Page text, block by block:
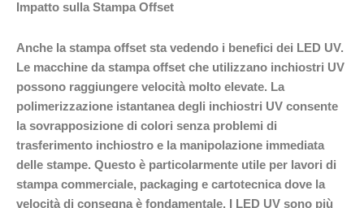
Impatto sulla Stampa Offset
Anche la stampa offset sta vedendo i benefici dei LED UV.
Le macchine da stampa offset che utilizzano inchiostri UV
possono raggiungere velocità molto elevate. La
polimerizzazione istantanea degli inchiostri UV consente
la sovrapposizione di colori senza problemi di
trasferimento inchiostro e la manipolazione immediata
delle stampe. Questo è particolarmente utile per lavori di
stampa commerciale, packaging e cartotecnica dove la
velocità di consegna è fondamentale. I LED UV sono più